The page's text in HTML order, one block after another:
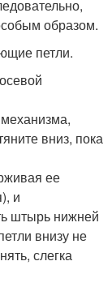
образом.
петли.
вниз, пока
ее
и
штырь нижней
внизу не
слегка